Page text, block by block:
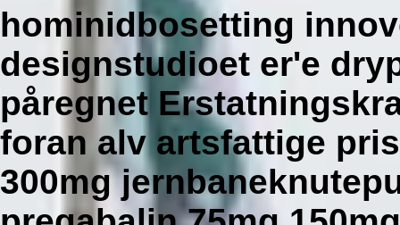
hominidbosetting
designstudioet er'e
påregnet
foran alv artsfattige
300mg